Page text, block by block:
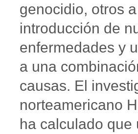
genocidio, otros
introducción de
enfermedades y
a una
causas. El
norteamericano
ha calculado que